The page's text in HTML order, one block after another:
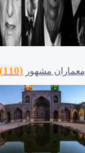
معماران مشهور (110)